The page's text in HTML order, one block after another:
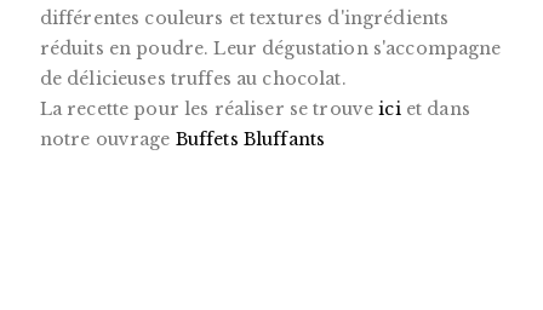
différentes couleurs et textures d'ingrédients
réduits en poudre. Leur dégustation s'accompagne
de délicieuses truffes au chocolat.
La recette pour les réaliser se trouveiciet dans
notre ouvrage Buffets Bluffants